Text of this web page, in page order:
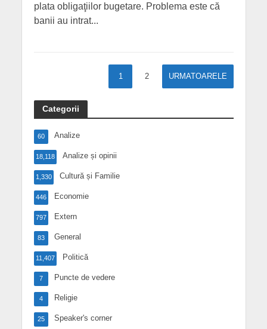
plata obligaţiilor bu­ge­ta­re. Problema este că
banii au intrat...
1 2 URMATOARELE
Categorii
Analize
60
Analize și opinii
18,118
Cultură și Familie
1,330
Economie
446
Extern
797
General
83
Politică
11,407
Puncte de vedere
7
Religie
4
Speaker's corner
25